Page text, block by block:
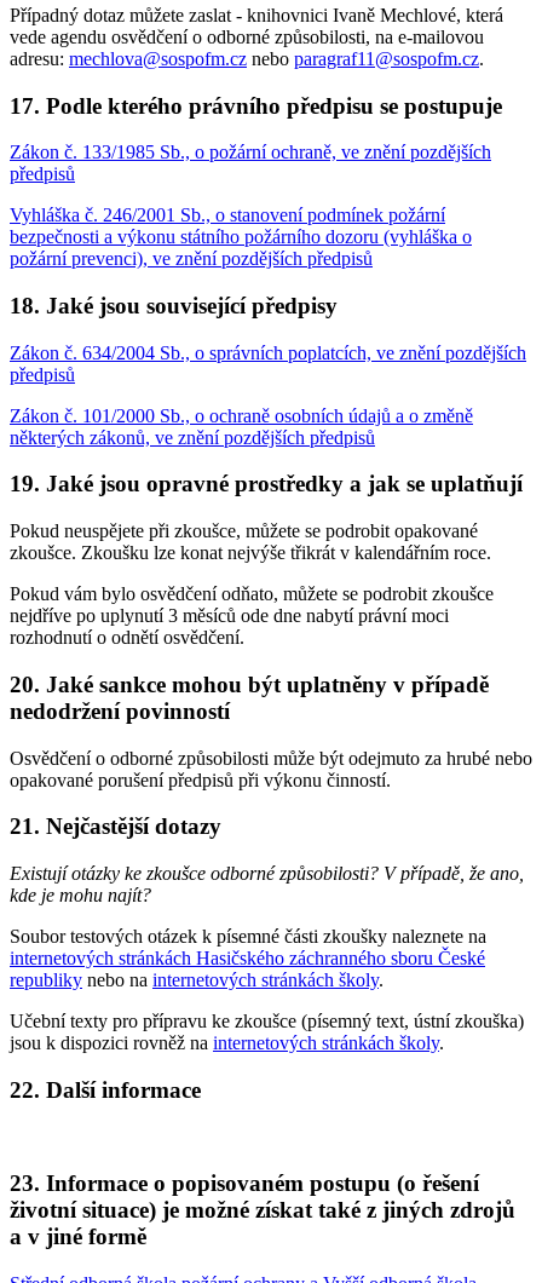
Případný dotaz můžete zaslat - knihovnici Ivaně Mechlové, která
vede agendu osvědčení o odborné způsobilosti, na e-mailovou
adresu: mechlova@sospofm.cz nebo paragraf11@sospofm.cz.
17. Podle kterého právního předpisu se postupuje
Zákon č. 133/1985 Sb., o požární ochraně, ve znění pozdějších
předpisů
Vyhláška č. 246/2001 Sb., o stanovení podmínek požární
bezpečnosti a výkonu státního požárního dozoru (vyhláška o
požární prevenci), ve znění pozdějších předpisů
18. Jaké jsou související předpisy
Zákon č. 634/2004 Sb., o správních poplatcích, ve znění pozdějších
předpisů
Zákon č. 101/2000 Sb., o ochraně osobních údajů a o změně
některých zákonů, ve znění pozdějších předpisů
19. Jaké jsou opravné prostředky a jak se uplatňují
Pokud neuspějete při zkoušce, můžete se podrobit opakované
zkoušce. Zkoušku lze konat nejvýše třikrát v kalendářním roce.
Pokud vám bylo osvědčení odňato, můžete se podrobit zkoušce
nejdříve po uplynutí 3 měsíců ode dne nabytí právní moci
rozhodnutí o odnětí osvědčení.
20. Jaké sankce mohou být uplatněny v případě
nedodržení povinností
Osvědčení o odborné způsobilosti může být odejmuto za hrubé nebo
opakované porušení předpisů při výkonu činností.
21. Nejčastější dotazy
Existují otázky ke zkoušce odborné způsobilosti? V případě, že ano,
kde je mohu najít?
Soubor testových otázek k písemné části zkoušky naleznete na
internetových stránkách Hasičského záchranného sboru České
republiky nebo na internetových stránkách školy.
Učební texty pro přípravu ke zkoušce (písemný text, ústní zkouška)
jsou k dispozici rovněž na internetových stránkách školy.
22. Další informace
23. Informace o popisovaném postupu (o řešení
životní situace) je možné získat také z jiných zdrojů
a v jiné formě